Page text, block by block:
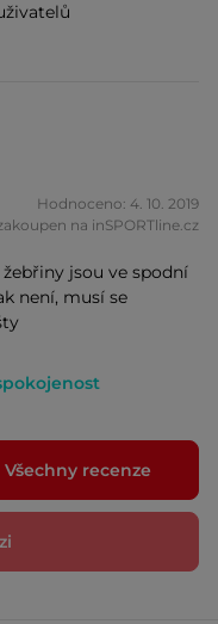
Hodnoceno: 4. 10. 2019
na inSPORTline.cz
jsou ve spodní
není, musí se
Všechny recenze